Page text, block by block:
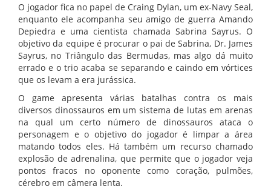
O jogador fica no papel de Craing Dylan, um ex-Navy Seal,
enquanto ele acompanha seu amigo de guerra Amando
Depiedra e uma cientista chamada Sabrina Sayrus. O
objetivo da equipe é procurar o pai de Sabrina, Dr. James
Sayrus, no Triângulo das Bermudas, mas algo dá muito
errado e o trio acaba se separando e caindo em vórtices
que os levam a era jurássica.
O game apresenta várias batalhas contra os mais
diversos dinossauros em um sistema de lutas em arenas
na qual um certo número de dinossauros ataca o
personagem e o objetivo do jogador é limpar a área
matando todos eles. Há também um recurso chamado
explosão de adrenalina, que permite que o jogador veja
pontos fracos no oponente como coração, pulmões,
cérebro em câmera lenta.